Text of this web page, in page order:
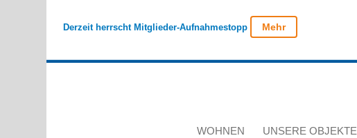
Derzeit herrscht Mitglieder-Aufnahmestopp Mehr
WOHNEN UNSERE OBJEKTE